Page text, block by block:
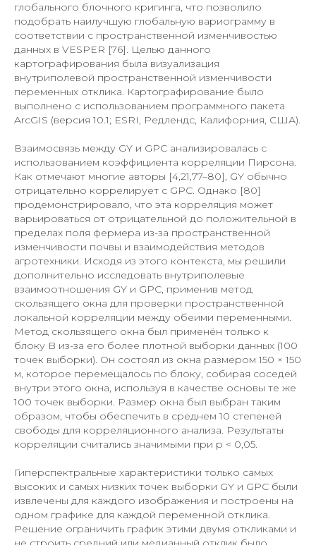
глобального блочного кригинга, что позволило
подобрать наилучшую глобальную вариограмму в
соответствии с пространственной изменчивостью
данных в VESPER [76]. Целью данного
картографирования была визуализация
внутриполевой пространственной изменчивости
переменных отклика. Картографирование было
выполнено с использованием программного пакета
ArcGIS (версия 10.1; ESRI, Редлендс, Калифорния, США).
Взаимосвязь между GY и GPC анализировалась с
использованием коэффициента корреляции Пирсона.
Как отмечают многие авторы [4,21,77–80], GY обычно
отрицательно коррелирует с GPC. Однако [80]
продемонстрировало, что эта корреляция может
варьироваться от отрицательной до положительной в
пределах поля фермера из-за пространственной
изменчивости почвы и взаимодействия методов
агротехники. Исходя из этого контекста, мы решили
дополнительно исследовать внутриполевые
взаимоотношения GY и GPC, применив метод
скользящего окна для проверки пространственной
локальной корреляции между обеими переменными.
Метод скользящего окна был применён только к
блоку B из-за его более плотной выборки данных (100
точек выборки). Он состоял из окна размером 150 × 150
м, которое перемещалось по блоку, собирая соседей
внутри этого окна, используя в качестве основы те же
100 точек выборки. Размер окна был выбран таким
образом, чтобы обеспечить в среднем 10 степеней
свободы для корреляционного анализа. Результаты
корреляции считались значимыми при p < 0,05.
Гиперспектральные характеристики только самых
высоких и самых низких точек выборки GY и GPC были
извлечены для каждого изображения и построены на
одном графике для каждой переменной отклика.
Решение ограничить график этими двумя откликами и